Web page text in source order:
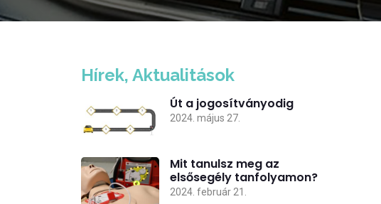
Hírek, Aktualitások
Út a jogosítványodig
2024. május 27.
Mit tanulsz meg az
elsősegély tanfolyamon?
2024. február 21.